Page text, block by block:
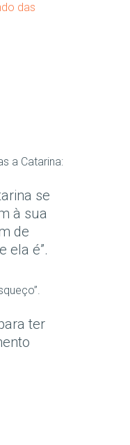
das
a Catarina:
se
à sua
de
ela é”.
ter